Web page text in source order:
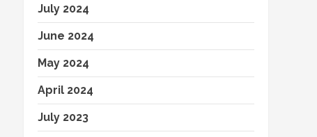
July 2024
June 2024
May 2024
April 2024
July 2023